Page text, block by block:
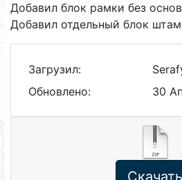
Добавил блок рамки без
Добавил отдельный блок
Загрузил:
Обновлено:
30
Скачать